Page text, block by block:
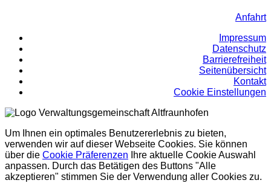
Anfahrt
Impressum
Datenschutz
Barrierefreiheit
Seitenübersicht
Kontakt
Cookie Einstellungen
Um Ihnen ein optimales Benutzererlebnis zu bieten,
verwenden wir auf dieser Webseite Cookies. Sie können
über die Cookie Präferenzen Ihre aktuelle Cookie Auswahl
anpassen. Durch das Betätigen des Buttons "Alle
akzeptieren" stimmen Sie der Verwendung aller Cookies zu.